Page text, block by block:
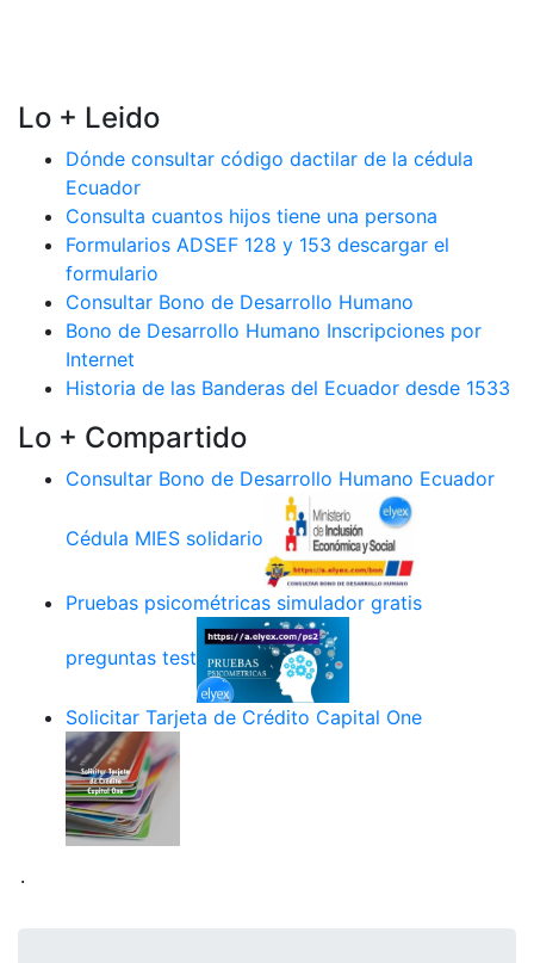
Lo + Leido
Dónde consultar código dactilar de la cédula
Ecuador
Consulta cuantos hijos tiene una persona
Formularios ADSEF 128 y 153 descargar el
formulario
Consultar Bono de Desarrollo Humano
Bono de Desarrollo Humano Inscripciones por
Internet
Historia de las Banderas del Ecuador desde 1533
Lo + Compartido
Consultar Bono de Desarrollo Humano Ecuador
Cédula MIES solidario
Pruebas psicométricas simulador gratis
preguntas test
Solicitar Tarjeta de Crédito Capital One
.